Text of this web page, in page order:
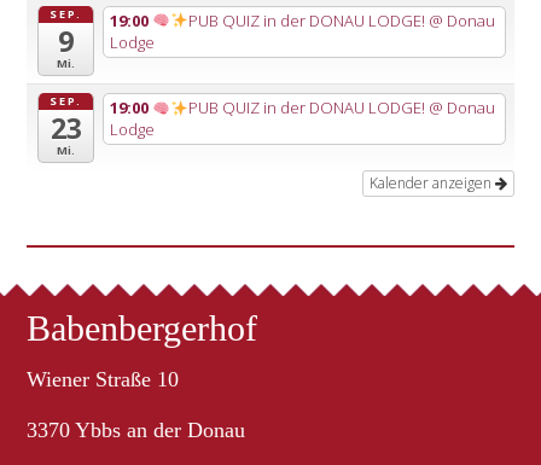
SEP.
9
Mi.
19:00 PUB QUIZ in der DONAU LODGE! @ Donau
Lodge
SEP.
23
Mi.
19:00 PUB QUIZ in der DONAU LODGE! @ Donau
Lodge
Kalender anzeigen
Babenbergerhof
Wiener Straße 10
3370 Ybbs an der Donau